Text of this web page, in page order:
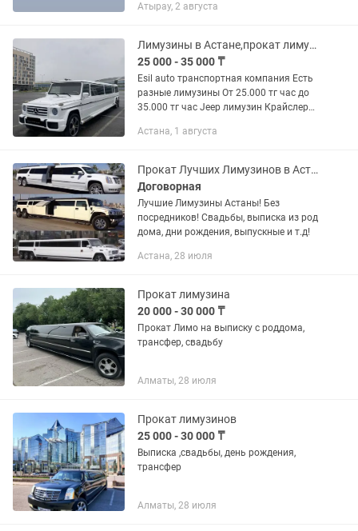
Корпоратив Наш лимузин это: самый
всех...
Атырау, 2 августа
Лимузины в Астане,прокат лимузина,аренда лимузина
25 000 - 35 000 ₸
Esil auto транспортная компания Есть
разные лимузины От 25.000 тг час до
35.000 тг час Jeep лимузин Крайслер
лимузин
Астана, 1 августа
Прокат Лучших Лимузинов в Астане!
Договорная
Лучшие Лимузины Астаны! Без
посредников! Свадьбы, выписка из род
дома, дни рождения, выпускные и т.д!
Астана, 28 июля
Прокат лимузина
20 000 - 30 000 ₸
Прокат Лимо на выписку с роддома,
трансфер, свадьбу
Алматы, 28 июля
Прокат лимузинов
25 000 - 30 000 ₸
Выписка ,свадьбы, день рождения,
трансфер
Алматы, 28 июля